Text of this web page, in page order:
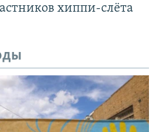
хиппи-слёта